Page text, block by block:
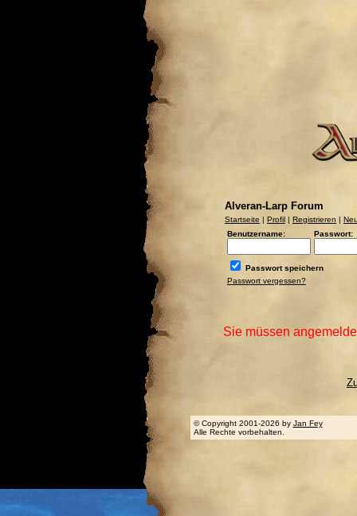
Alveran-Larp Forum
Startseite | Profil | Registrieren |
Benutzername:
Passwort:
Passwort speichern
Passwort vergessen?
Sie müssen
© Copyright 2001-2026 by Jan Fey
Alle Rechte vorbehalten.